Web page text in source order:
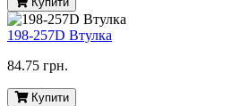
198-257D Втулка
84.75 грн.
Купити